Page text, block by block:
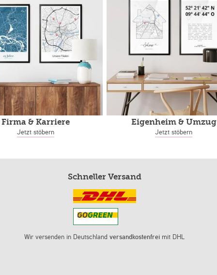
Firma & Karriere
Jetzt stöbern
Eigenheim& Umzug
Jetzt stöbern
Schneller Versand
Wir versenden in Deutschlandversandkostenfrei mit DHL